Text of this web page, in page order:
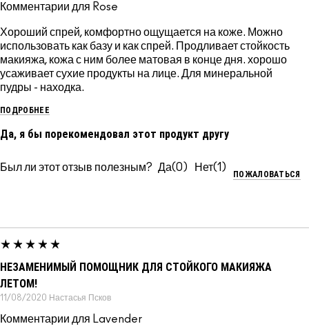
Комментарии для Rose
Хороший спрей, комфортно ощущается на коже. Можно
использовать как базу и как спрей. Продливает стойкость
макияжа, кожа с ним более матовая в конце дня. хорошо
усаживает сухие продукты на лице. Для минеральной
пудры - находка.
ПОДРОБНЕЕ
Да, я бы порекомендовал этот продукт другу
Был ли этот отзыв полезным? 0 1
ПОЖАЛОВАТЬСЯ
НЕЗАМЕНИМЫЙ ПОМОЩНИК ДЛЯ СТОЙКОГО МАКИЯЖА
ЛЕТОМ!
11/08/2020 Настасья Псков
Комментарии для Lavender